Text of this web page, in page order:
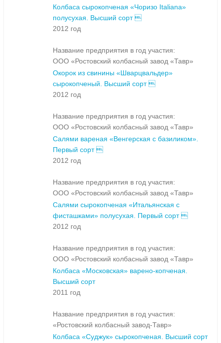
Колбаса сырокопченая «Чоризо Italiana»
полусухая. Высший сорт 
2012 год
Название предприятия в год участия:
ООО «Ростовский колбасный завод «Тавр»
Окорок из свинины «Шварцвальдер»
сырокопченый. Высший сорт 
2012 год
Название предприятия в год участия:
ООО «Ростовский колбасный завод «Тавр»
Салями вареная «Венгерская с базиликом».
Первый сорт 
2012 год
Название предприятия в год участия:
ООО «Ростовский колбасный завод «Тавр»
Салями сырокопченая «Итальянская с
фисташками» полусухая. Первый сорт 
2012 год
Название предприятия в год участия:
ООО «Ростовский колбасный завод «Тавр»
Колбаса «Московская» варено-копченая.
Высший сорт
2011 год
Название предприятия в год участия:
«Ростовский колбасный завод-Тавр»
Колбаса «Суджук» сырокопченая. Высший сорт